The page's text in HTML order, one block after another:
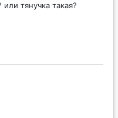
тянучка такая?